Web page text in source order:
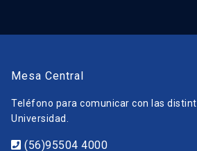
Mesa Central
Teléfono para comunicar con las
Universidad.
(56)95504 4000